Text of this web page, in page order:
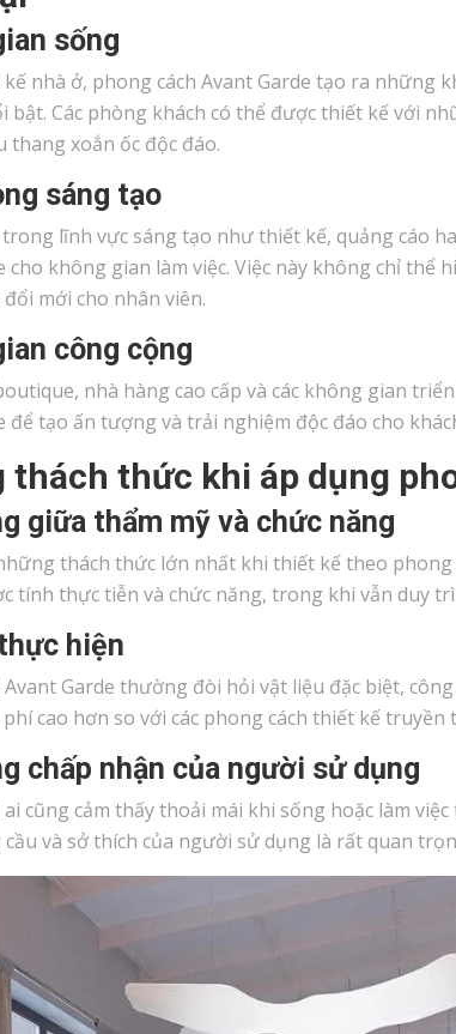
sống
nhà ở, phong cách Avant Garde tạo ra những
bật. Các phòng khách có thể được thiết kế với
thang xoắn ốc độc đáo.
sáng tạo
trong lĩnh vực sáng tạo như thiết kế, quảng cáo
cho không gian làm việc. Việc này không chỉ thể
mới cho nhân viên.
công cộng
nhà hàng cao cấp và các không gian
để tạo ấn tượng và trải nghiệm độc đáo cho
thách thức khi áp dụng
giữa thẩm mỹ và chức năng
thách thức lớn nhất khi thiết kế theo phong
tính thực tiễn và chức năng, trong khi vẫn duy
hiện
Avant Garde thường đòi hỏi vật liệu đặc biệt,
cao hơn so với các phong cách thiết kế truyền
chấp nhận của người sử dụng
cũng cảm thấy thoải mái khi sống hoặc làm
và sở thích của người sử dụng là rất quan